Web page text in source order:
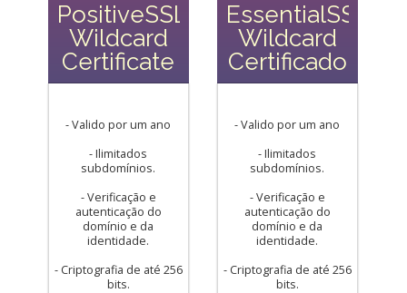
PositiveSSL
Wildcard
Certificate
- Valido por um ano
- Ilimitados
subdomínios.
- Verificação e
autenticação do
domínio e da
identidade.
- Criptografia de até 256
bits.
EssentialSSL
Wildcard
Certificado
- Valido por um ano
- Ilimitados
subdomínios.
- Verificação e
autenticação do
domínio e da
identidade.
- Criptografia de até 256
bits.